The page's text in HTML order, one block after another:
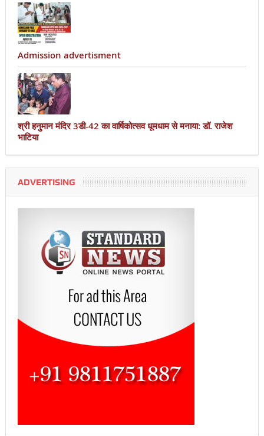
Admission advertisment
श्री हनुमान मंदिर 3डी-42 का वार्षिकोत्सव धूमधाम से मनाया: डॉ. राजेश
भाटिया
ADVERTISING